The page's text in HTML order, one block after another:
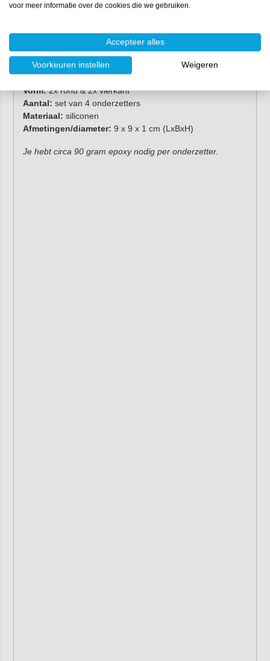
Tip:gebruikUltraCastepoxyhars als topcoat om
kringen op jouw onderzetters.
Eigenschappen
Vorm:2x rond & 2x vierkant
Aantal: set van 4 onderzetters
Materiaal: siliconen
Afmetingen/diameter: 9 x 9 x 1 cm (LxBxH)
Je hebt circa 90 gram epoxy nodig per onderzetter.
voor meer informatie over de cookies die we gebruiken.
Accepteer alles
Voorkeuren instellen Weigeren